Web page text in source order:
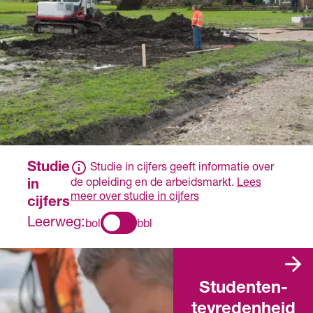
stellen of wiskunde of
natuur- en scheikunde
onderdeel waren van
het eindexamen.
Studie
in
cijfers
Studie in cijfers geeft informatie over
de opleiding en de arbeidsmarkt. Lees
meer over studie in cijfers
Leerweg: bol bbl
Studenten­
tevredenheid